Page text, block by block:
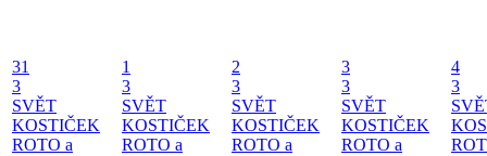
31
3
SVĚT
KOSTIČEK
ROTO a
1
3
SVĚT
KOSTIČEK
ROTO a
2
3
SVĚT
KOSTIČEK
ROTO a
3
3
SVĚT
KOSTIČEK
ROTO a
4
3